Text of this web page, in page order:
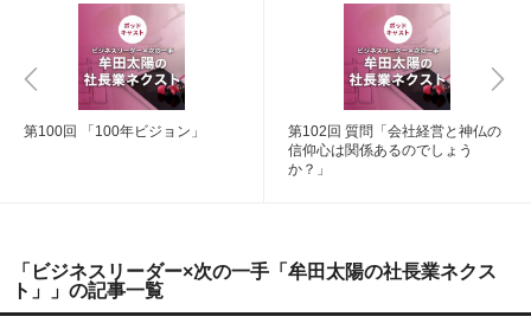
第100回 「100年ビジョン」
第102回 質問「会社経営と神仏の
信仰心は関係あるのでしょう
か？」
「ビジネスリーダー×次の一手「牟田太陽の社長業ネクス
ト」」の記事一覧